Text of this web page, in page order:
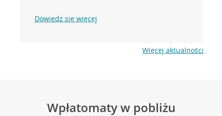
Dowiedz się więcej
Więcej aktualności
Wpłatomaty w pobliżu